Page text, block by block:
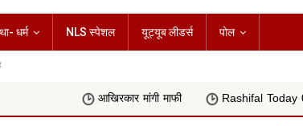
धर्म NLS स्पेशल यूट्यूब लीडर्स पोल
आखिरकार मांगी माफी Rashifal Today 06 अगस्त 2026 :